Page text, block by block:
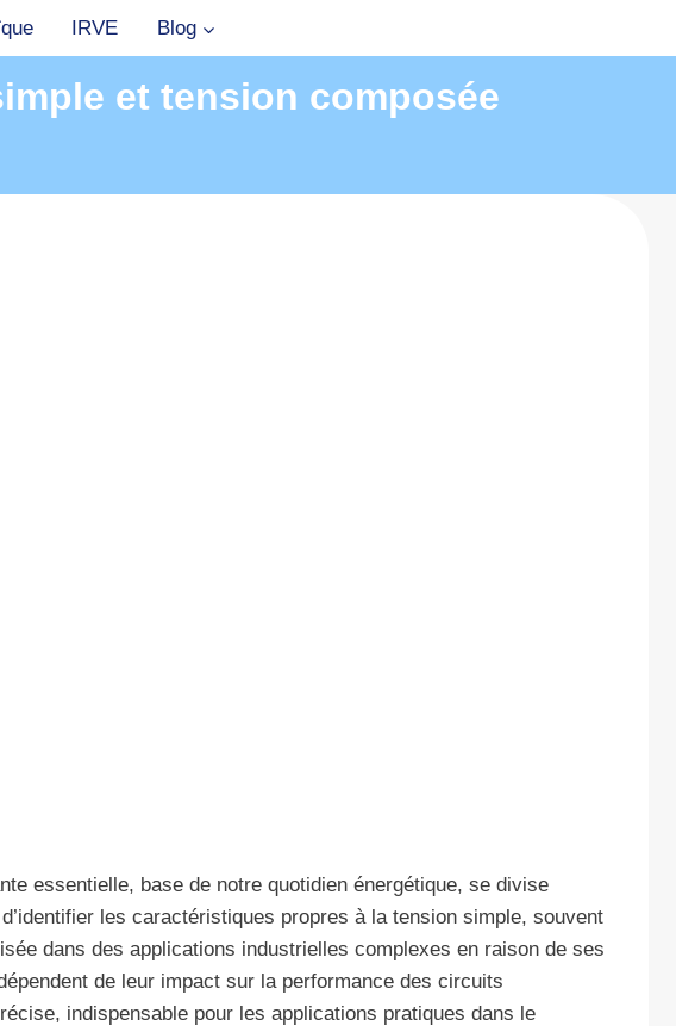
IRVE Blog
et tension composée
essentielle, base de notre quotidien énergétique, se divise
les caractéristiques propres à la tension simple, souvent
dans des applications industrielles complexes en raison de ses
de leur impact sur la performance des circuits
indispensable pour les applications pratiques dans le